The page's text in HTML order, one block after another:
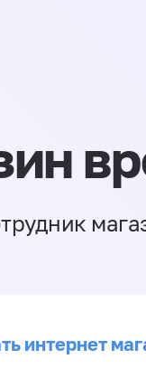
интернет